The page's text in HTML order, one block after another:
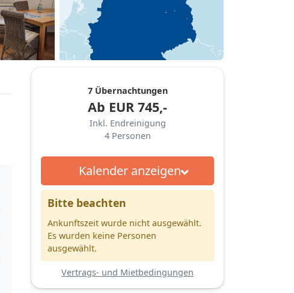
7 Übernachtungen
Ab EUR 745,-
Inkl. Endreinigung
4 Personen
Kalender anzeigen
Bitte beachten
Ankunftszeit wurde nicht ausgewählt.
Es wurden keine Personen
ausgewählt.
Vertrags- und Mietbedingungen